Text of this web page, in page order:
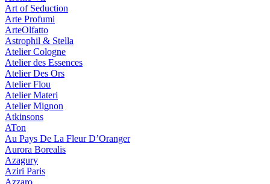
Art of Seduction
Arte Profumi
ArteOlfatto
Astrophil & Stella
Atelier Cologne
Atelier des Essences
Atelier Des Ors
Atelier Flou
Atelier Materi
Atelier Mignon
Atkinsons
ATon
Au Pays De La Fleur D’Oranger
Aurora Borealis
Azagury
Aziri Paris
Azzaro